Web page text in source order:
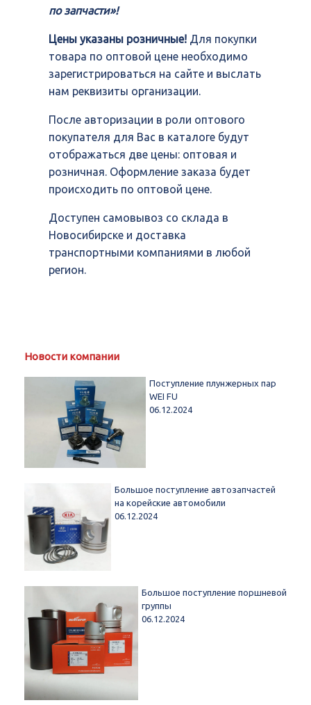
по запчасти»!
Цены указаны розничные! Для покупки
товара по оптовой цене необходимо
зарегистрироваться на сайте и выслать
нам реквизиты организации.
После авторизации в роли оптового
покупателя для Вас в каталоге будут
отображаться две цены: оптовая и
розничная. Оформление заказа будет
происходить по оптовой цене.
Доступен самовывоз со склада в
Новосибирске и доставка
транспортными компаниями в любой
регион.
Новости компании
Поступление плунжерных пар
WEI FU
06.12.2024
Большое поступление автозапчастей
на корейские автомобили
06.12.2024
Большое поступление поршневой
группы
06.12.2024